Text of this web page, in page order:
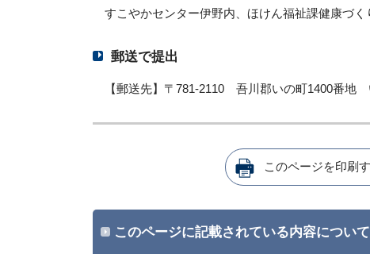
すこやかセンター伊野内、ほけん福祉課健康づく
郵送で提出
【郵送先】〒781-2110 吾川郡いの町1400番地
このページを印刷
このページに記載されている内容につい